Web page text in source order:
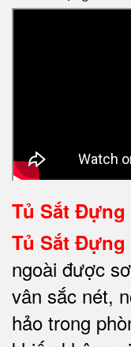
Tủ Sắt Đựng
Tủ Sắt Đựng
ngoài được
vân sắc nét,
hảo trong